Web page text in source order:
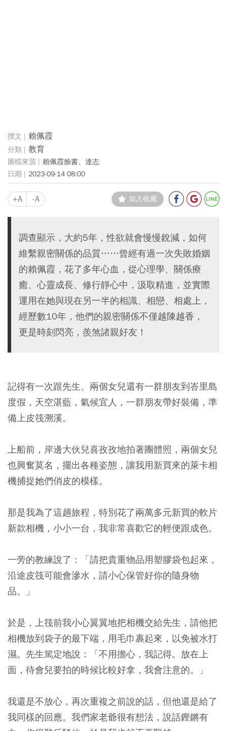
賴佩霞
教育
賴佩霞臉書、達志
2023-09-14 08:00
+A -A 加入收藏
調查顯示，大約5年，性欲就會慢慢銳減，如何
維繫親密關係的品質……曾經有過一次失敗婚姻
的賴佩霞，花了多年心血，從心理學、關係療
癒、心靈成長、修行靜心中，汲取精進，並實際
運用在她與現在另一半的相識、相戀、相處上，
經歷數10年，他們的親密關係不僅越陳越香，
更是時刻閃亮，羨煞諸親好友！
記得有一次跟先生、兩個女兒還有一群朋友到峇里島
度假，天空湛藍，氣候宜人，一群朋友帶好裝備，準
備上皮筏溯溪。
上船前，岸邊大伙兒喜孜孜地拍著團體照，兩個女兒
也興奮莫名，擺出各種姿態，讓我用新買來的萊卡相
機捕捉她們俏皮的模樣。
那是我為了這趟旅程，特別花了兩萬多元新買的軟片
新款相機，小小一台，我非常喜歡它的輕便跟成色。
一旁的教練說了：「請把貴重物品用塑膠袋包起來，
沿途皮筏可能會滲水，請小心保管好你的隨身物
品。」
於是，上筏前我小心翼翼地把相機交給先生，請他把
相機放到袋子的最下端，用毛巾裹起來，以免被水打
濕。先生篤定地說：「不用擔心，我記得。放在上
面，待會兒要拍的時候比較好拿，我會注意的。」
我還是不放心，再次重複之前說的話，但他還是給了
我同樣的回應。我們家老爺很有想法，說話鏗鏘有